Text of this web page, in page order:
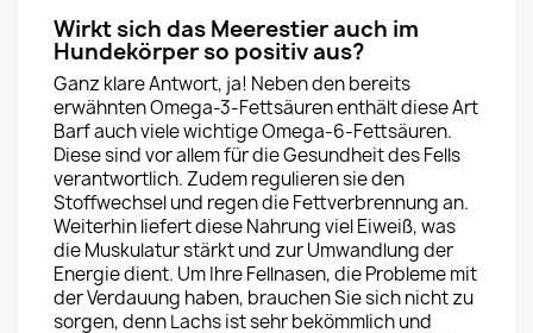
Wirkt sich das Meerestier auch im
Hundekörper so positiv aus?
Ganz klare Antwort, ja! Neben den bereits
erwähnten Omega-3-Fettsäuren enthält diese Art
Barf auch viele wichtige Omega-6-Fettsäuren.
Diese sind vor allem für die Gesundheit des Fells
verantwortlich. Zudem regulieren sie den
Stoffwechsel und regen die Fettverbrennung an.
Weiterhin liefert diese Nahrung viel Eiweiß, was
die Muskulatur stärkt und zur Umwandlung der
Energie dient. Um Ihre Fellnasen, die Probleme mit
der Verdauung haben, brauchen Sie sich nicht zu
sorgen, denn Lachs ist sehr bekömmlich und